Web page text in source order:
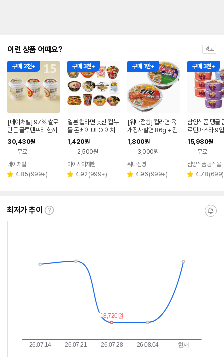
이런 상품 어때요? 광고
구매 2천+
[네이처빌] 97% 쌀로
만든 글루텐프리 한끼
든든 소컵 쌀국수 15개
입 (맛선택)
30,430원
무료
네이처빌
별 4.85 리
(999+)
구매 3천+
일본 컵라면 닛신 컵누
들 돈베이 UFO 이치
란1,420원
2,500원
페이
아이사이재팬
별 4.92 리
(999+)
구매 1만+
[워나점빵] 컵라면 육
개장사발면 86g + 김
치사발면 86g 세트
1,800원
3,000원
워나점빵
별 4.96 리
(999+)
구매 3천+
삼양식품 탱글
로틴파스타 9
담기 (갈릭쉬림
토마토/머쉬룸
릭오일)
15,980원
무료
삼양식품 공식몰
별 4.78 리
(699)
최저가 추이
최
란?
알